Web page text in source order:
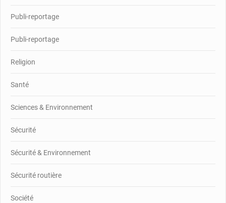
Publi-reportage
Publi-reportage
Religion
Santé
Sciences & Environnement
Sécurité
Sécurité & Environnement
Sécurité routière
Société